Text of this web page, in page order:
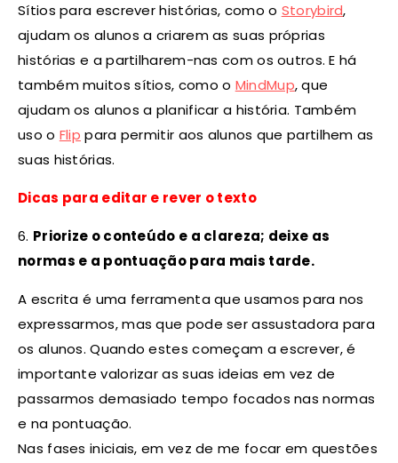
Sítios para escrever histórias, como o Storybird,
ajudam os alunos a criarem as suas próprias
histórias e a partilharem-nas com os outros. E há
também muitos sítios, como o MindMup, que
ajudam os alunos a planificar a história. Também
uso o Flip para permitir aos alunos que partilhem as
suas histórias.
Dicas para editar e rever o texto
6. Priorize o conteúdo e a clareza; deixe as
normas e a pontuação para mais tarde.
A escrita é uma ferramenta que usamos para nos
expressarmos, mas que pode ser assustadora para
os alunos. Quando estes começam a escrever, é
importante valorizar as suas ideias em vez de
passarmos demasiado tempo focados nas normas
e na pontuação.
Nas fases iniciais, em vez de me focar em questões